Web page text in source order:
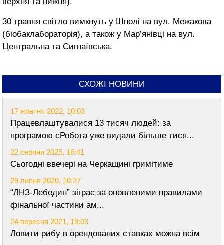
30 травня світло вимкнуть у Шполі на вул. Межакова
(біобаклабораторія), а також у Мар’янівці на вул.
Центральна та Сигнаївська.
СХОЖІ НОВИНИ
17 жовтня 2022, 10:03
Працевлаштувалися 13 тисяч людей: за
програмою єРобота уже видали більше тися...
22 серпня 2025, 16:41
Сьогодні ввечері на Черкащині гримітиме
29 липня 2020, 10:27
“ЛНЗ-Лебедин” зіграє за оновленими правилами
фінальної частини ам...
24 вересня 2021, 19:03
Ловити рибу в орендованих ставках можна всім